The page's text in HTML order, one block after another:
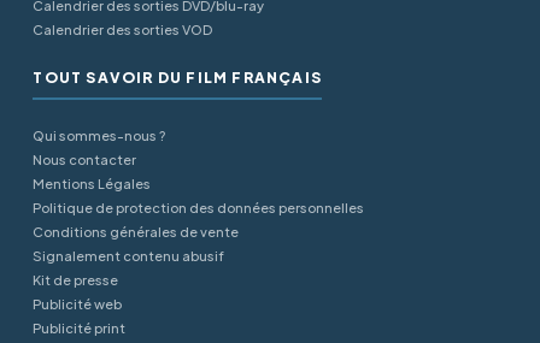
Calendrier des sorties DVD/blu-ray
Calendrier des sorties VOD
TOUT SAVOIR DU FILM FRANÇAIS
Qui sommes-nous ?
Nous contacter
Mentions Légales
Politique de protection des données personnelles
Conditions générales de vente
Signalement contenu abusif
Kit de presse
Publicité web
Publicité print